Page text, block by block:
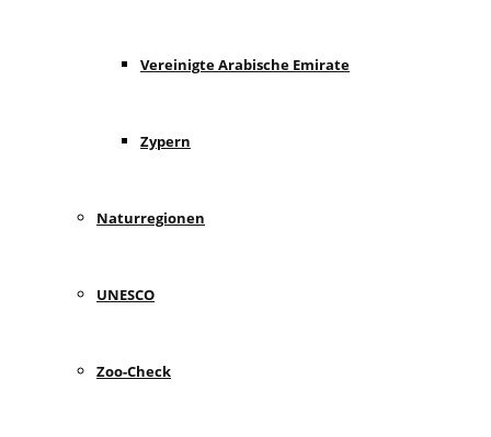
Vereinigte Arabische Emirate
Zypern
Naturregionen
UNESCO
Zoo-Check